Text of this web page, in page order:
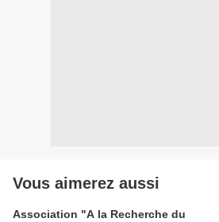
Vous aimerez aussi
Association "A la Recherche du